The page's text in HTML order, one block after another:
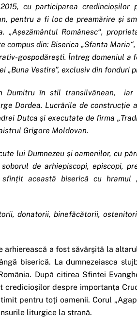
cu participarea credincioșilor
pentru a fi loc de preamărire și
„Așezământul Românesc“,
compus din: Biserica „Sfanta
gospodărești. Întreg domeniul a
„Buna Vestire”, exclusiv din fonduri
Dumitru în stil transilvănean, iar
Dordea. Lucrările de construcție
Dutca și executate de firma
Grigore Moldovan.
lui Dumnezeu și oamenilor, cu
de arhiepiscopi, episcopi,
această biserică cu hramul
donatorii, binefăcătorii,
a fost săvârşită la
biserică. La dumnezeiasca
După citirea Sfintei
despre importanța
pentru toți oamenii. Corul
liturgice la strană.